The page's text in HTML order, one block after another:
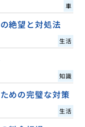
車
絶望と対処法
生活
知識
めの完璧な対策
生活